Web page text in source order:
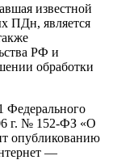
известной
ПДн, является
РФ и
обработки
Федерального
г. № 152-ФЗ «О
опубликованию
—